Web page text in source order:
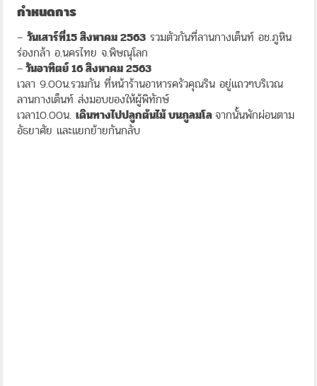
กำหนดการ
–วันเสาร์ที่15 สิงหาคม 2563 รวมตัวกันที่ลานกางเต็นท์ อช.ภูหิน
ร่องกล้า อ.นครไทย จ.พิษณุโลก
–วันอาทิตย์ 16 สิงหาคม 2563
เวลา 9.00น.รวมกัน ที่หน้าร้านอาหารครัวคุณริน อยู่แถวๆบริเวณ
ลานกางเต็นท์ ส่งมอบของให้ผู้พิทักษ์
เวลา10.00น.เดินทางไปปลูกต้นไม้ บนภูลมโลจากนั้นพักผ่อนตาม
อัธยาศัย และแยกย้ายกันกลับ